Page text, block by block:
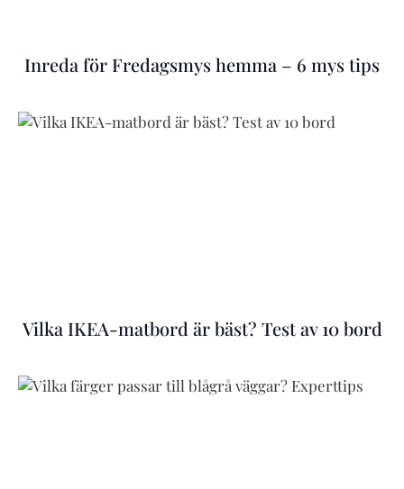
Inreda för Fredagsmys hemma – 6 mys tips
Vilka IKEA-matbord är bäst? Test av 10 bord